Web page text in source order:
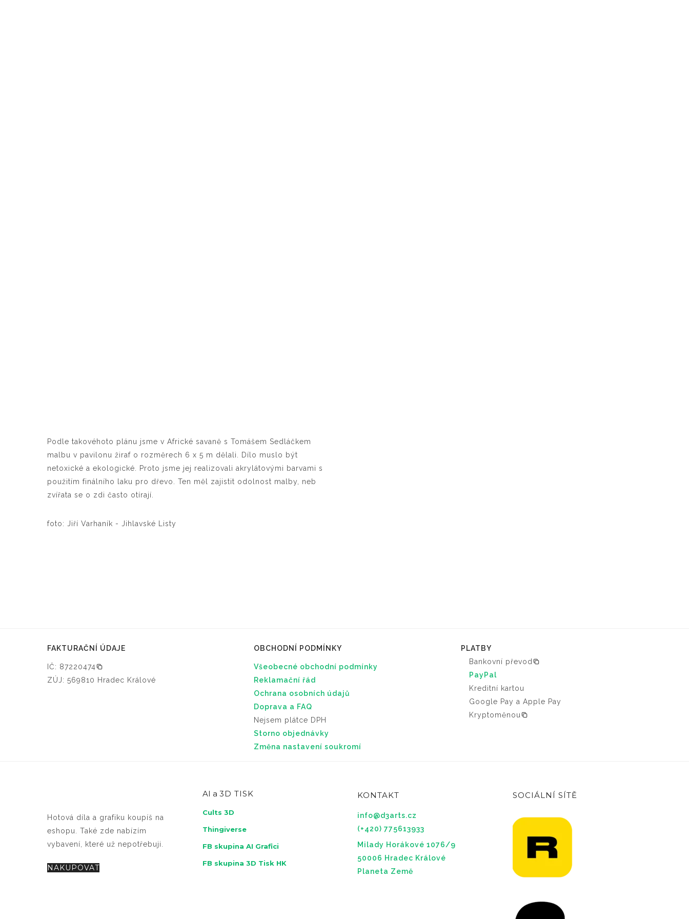
Podle takovéhoto plánu jsme v Africké savaně s Tomášem Sedláčkem
malbu v pavilonu žiraf o rozměrech 6 x 5 m dělali. Dílo muslo být
netoxické a ekologické. Proto jsme jej realizovali akrylátovými barvami s
použitím finálního laku pro dřevo. Ten měl zajistit odolnost malby, neb
zvířata se o zdi často otírají.
foto: Jiří Varhaník - Jihlavské Listy
FAKTURAČNÍ ÚDAJE
IČ: 87220474
ZÚJ: 569810 Hradec Králové
OBCHODNÍ PODMÍNKY
Všeobecné obchodní podmínky
Reklamační řád
Ochrana osobních údajů
Doprava a FAQ
Nejsem plátce DPH
Storno objednávky
Změna nastavení soukromí
PLATBY
Bankovní převod
PayPal
Kreditní kartou
Google Pay a Apple Pay
Kryptoměnou
Hotová díla a grafiku koupíš na
eshopu. Také zde nabízím
vybavení, které už nepotřebuji.
NAKUPOVAT
AI a 3D TISK
Cults 3D
Thingiverse
FB skupina AI Grafici
FB skupina 3D Tisk HK
KONTAKT
info@d3arts.cz
(+420) 775613933
Milady Horákové 1076/9
50006 Hradec Králové
Planeta Země
SOCIÁLNÍ SÍTĚ